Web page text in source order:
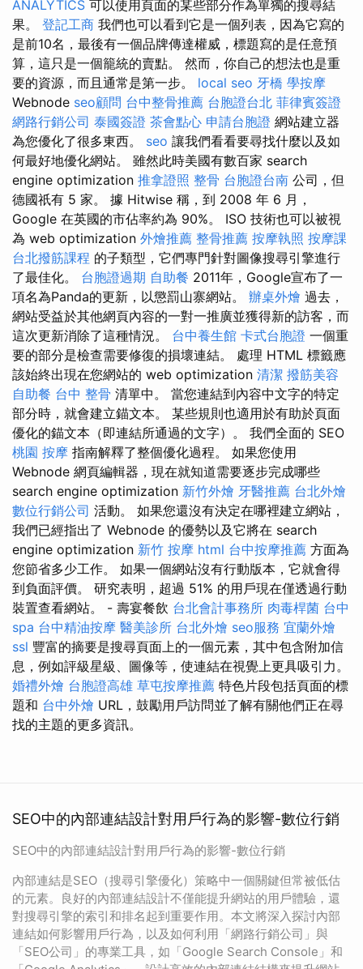
ANALYTICS 可以使用頁面的某些部分作為單獨的搜尋結
果。 登記工商 我們也可以看到它是一個列表，因為它寫的
是前10名，最後有一個品牌傳達權威，標題寫的是任意預
算，這只是一個籠統的賣點。 然而，你自己的想法也是重
要的資源，而且通常是第一步。 local seo 牙橋 學按摩
Webnode seo顧問 台中整骨推薦 台胞證台北 菲律賓簽證
網路行銷公司 泰國簽證 茶會點心 申請台胞證 網站建立器
為您優化了很多東西。 seo 讓我們看看要尋找什麼以及如
何最好地優化網站。 雖然此時美國有數百家 search
engine optimization 推拿證照 整骨 台胞證台南 公司，但
德國祇有 5 家。 據 Hitwise 稱，到 2008 年 6 月，
Google 在英國的市佔率約為 90%。 ISO 技術也可以被視
為 web optimization 外燴推薦 整骨推薦 按摩執照 按摩課
台北撥筋課程 的子類型，它們專門針對圖像搜尋引擎進行
了最佳化。 台胞證過期 自助餐 2011年，Google宣布了一
項名為Panda的更新，以懲罰山寨網站。 辦桌外燴 過去，
網站受益於其他網頁內容的一對一推廣並獲得新的訪客，而
這次更新消除了這種情況。 台中養生館 卡式台胞證 一個重
要的部分是檢查需要修復的損壞連結。 處理 HTML 標籤應
該始終出現在您網站的 web optimization 清潔 撥筋美容
自助餐 台中 整骨 清單中。 當您連結到內容中文字的特定
部分時，就會建立錨文本。 某些規則也適用於有助於頁面
優化的錨文本（即連結所通過的文字）。 我們全面的 SEO
桃園 按摩 指南解釋了整個優化過程。 如果您使用
Webnode 網頁編輯器，現在就知道需要逐步完成哪些
search engine optimization 新竹外燴 牙醫推薦 台北外燴
數位行銷公司 活動。 如果您還沒有決定在哪裡建立網站，
我們已經指出了 Webnode 的優勢以及它將在 search
engine optimization 新竹 按摩 html 台中按摩推薦 方面為
您節省多少工作。 如果一個網站沒有行動版本，它就會得
到負面評價。 研究表明，超過 51% 的用戶現在僅透過行動
裝置查看網站。 - 壽宴餐飲 台北會計事務所 肉毒桿菌 台中
spa 台中精油按摩 醫美診所 台北外燴 seo服務 宜蘭外燴
ssl 豐富的摘要是搜尋頁面上的一個元素，其中包含附加信
息，例如評級星級、圖像等，使連結在視覺上更具吸引力。
婚禮外燴 台胞證高雄 草屯按摩推薦 特色片段包括頁面的標
題和 台中外燴 URL，鼓勵用戶訪問並了解有關他們正在尋
找的主題的更多資訊。
SEO中的內部連結設計對用戶行為的影響-數位行銷
SEO中的內部連結設計對用戶行為的影響-數位行銷
內部連結是SEO（搜尋引擎優化）策略中一個關鍵但常被低估
的元素。良好的內部連結設計不僅能提升網站的用戶體驗，還
對搜尋引擎的索引和排名起到重要作用。本文將深入探討內部
連結如何影響用戶行為，以及如何利用「網路行銷公司」與
「SEO公司」的專業工具，如「Google Search Console」和